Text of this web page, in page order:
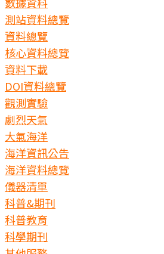
測站資料總覽
資料總覽
核心資料總覽
資料下載
DOI資料總覽
觀測實驗
劇烈天氣
大氣海洋
海洋資訊公告
海洋資料總覽
儀器清單
科普&期刊
科普教育
科學期刊